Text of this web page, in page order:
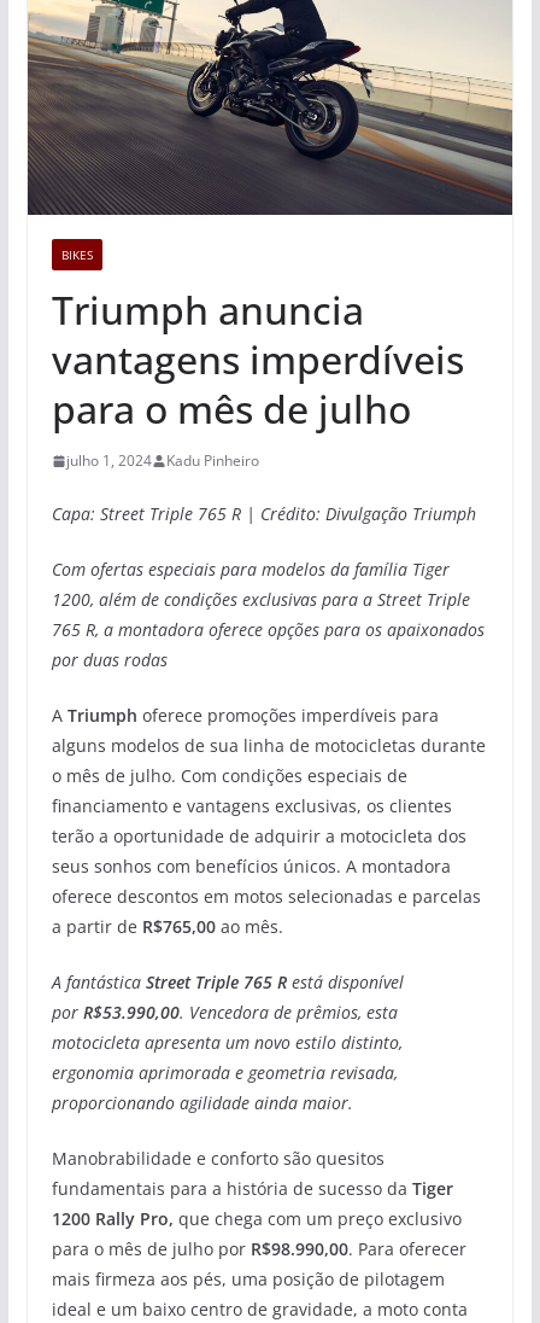
BIKES
Triumph anuncia
vantagens imperdíveis
para o mês de julho
julho 1, 2024 Kadu Pinheiro
Capa: Street Triple 765 R | Crédito: Divulgação Triumph
Com ofertas especiais para modelos da família Tiger
1200, além de condições exclusivas para a Street Triple
765 R, a montadora oferece opções para os apaixonados
por duas rodas
A Triumph oferece promoções imperdíveis para
alguns modelos de sua linha de motocicletas durante
o mês de julho. Com condições especiais de
financiamento e vantagens exclusivas, os clientes
terão a oportunidade de adquirir a motocicleta dos
seus sonhos com benefícios únicos. A montadora
oferece descontos em motos selecionadas e parcelas
a partir de R$765,00ao mês.
A fantástica Street Triple 765 Restá disponível
por R$53.990,00. Vencedora de prêmios, esta
motocicleta apresenta um novo estilo distinto,
ergonomia aprimorada e geometria revisada,
proporcionando agilidade ainda maior.
Manobrabilidade e conforto são quesitos
fundamentais para a história de sucesso da Tiger
1200 Rally Pro, que chega com um preço exclusivo
para o mês de julho por R$98.990,00. Para oferecer
mais firmeza aos pés, uma posição de pilotagem
ideal e um baixo centro de gravidade, a moto conta